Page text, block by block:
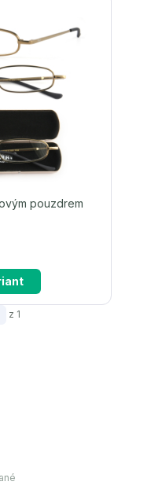
pouzdrem
z 1